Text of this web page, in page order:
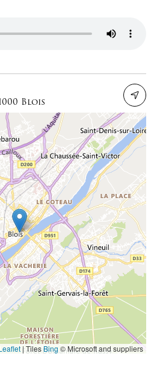
Blois
|TilesBing© Microsoft and suppliers